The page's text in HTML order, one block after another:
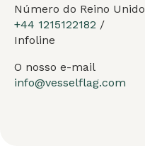
Número do Reino Unido
+44 1215122182 /
Infoline
O nosso e-mail
info@vesselflag.com